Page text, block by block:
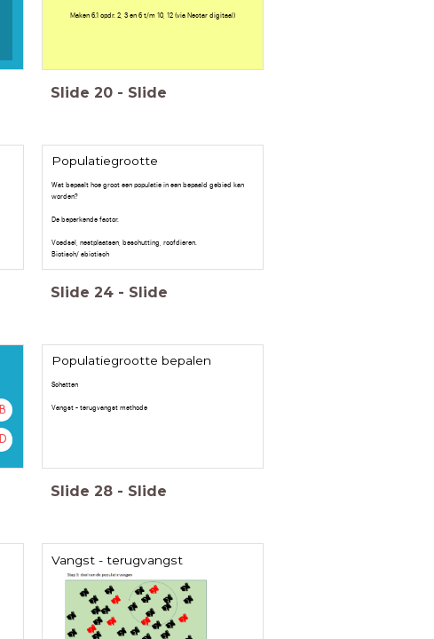
Maken 6.1 opdr. 2, 3 en 6 t/m 10, 12 (via Nectar digitaal)
Slide 20 - Slide
Populatiegrootte
Wat bepaalt hoe groot een populatie in een bepaald gebied kan
worden?
De beperkende factor.
Voedsel, nestplaatsen, beschutting, roofdieren.
Biotisch/ abiotisch
Slide 24 - Slide
B
D
Populatiegrootte bepalen
Schatten
Vangst - terugvangst methode
Slide 28 - Slide
Vangst - terugvangst